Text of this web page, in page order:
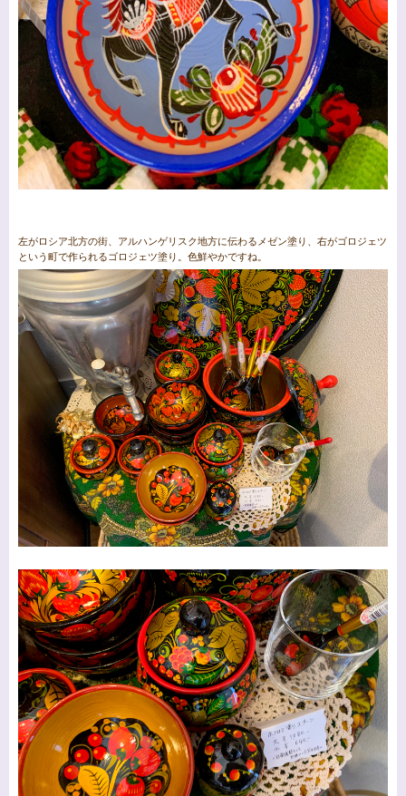
左がロシア北方の街、アルハンゲリスク地方に伝わるメゼン塗り、右がゴロジェツ
という町で作られるゴロジェツ塗り。色鮮やかですね。